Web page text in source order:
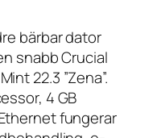
bärbar dator
snabb Crucial
22.3 ”Zena”.
4 GB
fungerar